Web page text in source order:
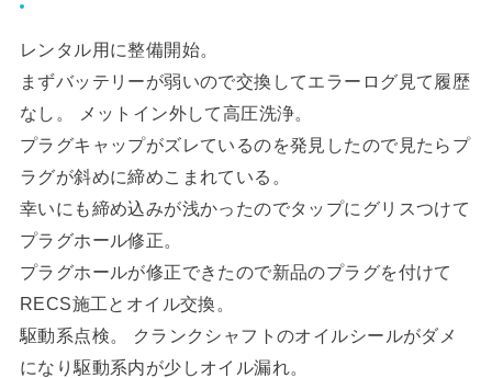
レンタル用に整備開始。
まずバッテリーが弱いので交換してエラーログ見て履歴
なし。 メットイン外して高圧洗浄。
プラグキャップがズレているのを発見したので見たらプ
ラグが斜めに締めこまれている。
幸いにも締め込みが浅かったのでタップにグリスつけて
プラグホール修正。
プラグホールが修正できたので新品のプラグを付けて
RECS施工とオイル交換。
駆動系点検。 クランクシャフトのオイルシールがダメ
になり駆動系内が少しオイル漏れ。